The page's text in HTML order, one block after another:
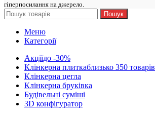
гіперпосилання на джерело.
Пошук
Меню
Категорії
Акціїдо -30%
Клінкерна плиткаблизько 350 товарів
Клінкерна цегла
Клінкерна бруківка
Будівельні суміші
3D конфігуратор